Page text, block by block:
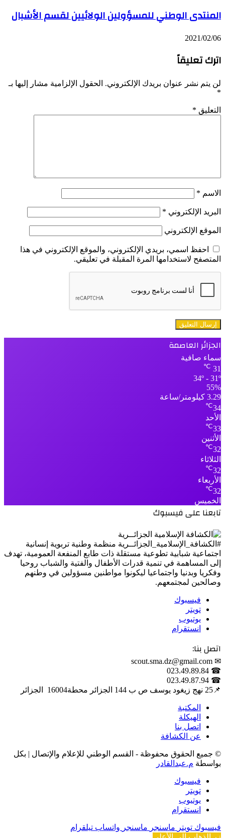
المنتدى الوطني للمسؤولين الولائيين لقسم الأشبال
2021/02/06
اترك تعليقاً
لن يتم نشر عنوان بريدك الإلكتروني. الحقول الإلزامية مشار إليها بـ
*
التعليق *
الاسم *
البريد الإلكتروني *
الموقع الإلكتروني
احفظ اسمي، بريدي الإلكتروني، والموقع الإلكتروني في هذا
المتصفح لاستخدامها المرة المقبلة في تعليقي.
الجزائر العاصمة
سماء صافية
31
℃
34º - 31º
55%
3.29 كيلومتر/ساعة
34
℃
الأحد
33
℃
الأثنين
32
℃
الثلاثاء
32
℃
الأربعاء
32
℃
الخميس
تابعنا على فيسبوك
#الكشافة_الإسلامية_الجزائــرية منظمة وطنية تربوية إنسانية
اجتماعية شبابية تطوعية مستقلة ذات طابع المنفعة العمومية، تهدف
إلى المساهمة في تنمية قدرات الأطفال والفتية والشباب روحيا
وفكريا وبدنيا واجتماعيا ليكونوا مواطنين مسؤولين في وطنهم
وصالحين لمجتمعهم.
فيسبوك
تويتر
يوتيوب
انستقرام
اتصل بنا:
✉ scout.sma.dz@gmail.com
☎ 023.49.89.84
☎ 023.49.87.94
📌‎25 نهج زيغود يوسف ص ب 144 الجزائر محطة‎ 16004 الجزائر
المكتبة
الهيكلة
اتصل بنا
عن الكشافة
© جميع الحقوق محفوظة - القسم الوطني للإعلام والإتصال | بكل
بواسطة م.عبدالقادر
فيسبوك
تويتر
يوتيوب
انستقرام
فيسبوك تويتر ماسنجر ماسنجر واتساب تيلقرام